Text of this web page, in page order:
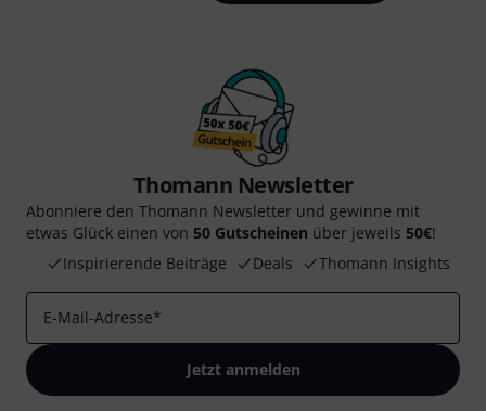
Thomann Newsletter
Abonniere den Thomann Newsletter und gewinne mit
etwas Glück einen von 50 Gutscheinen über jeweils 50€!
Inspirierende Beiträge
Deals Thomann Insights
E-Mail-Adresse*
Jetzt anmelden